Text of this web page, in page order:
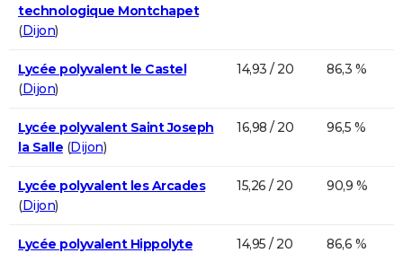
technologique Montchapet
(Dijon)
Lycée polyvalent le Castel
(Dijon)
14,93 / 20 86,3 %
Lycée polyvalent Saint Joseph
la Salle (Dijon)
16,98 / 20 96,5 %
Lycée polyvalent les Arcades
(Dijon)
15,26 / 20 90,9 %
Lycée polyvalent Hippolyte
14,95 / 20 86,6 %